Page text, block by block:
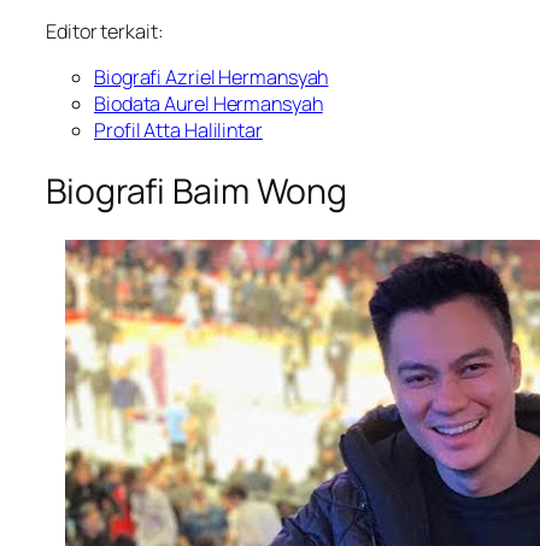
Editor terkait:
Biografi Azriel Hermansyah
Biodata Aurel Hermansyah
Profil Atta Halilintar
Biografi Baim Wong